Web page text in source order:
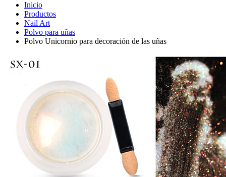
Inicio
Productos
Nail Art
Polvo para uñas
Polvo Unicornio para decoración de las uñas